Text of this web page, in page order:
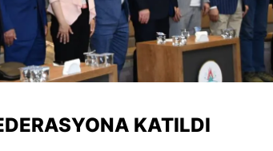
Sinop
Sivas
Tokat KATILDI